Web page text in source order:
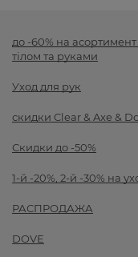
до -60% на
тілом та руками
Уход для рук
скидки Clear & Axe &
Скидки до -50%
1-й -20%, 2-й -30% на
РАСПРОДАЖА
DOVE